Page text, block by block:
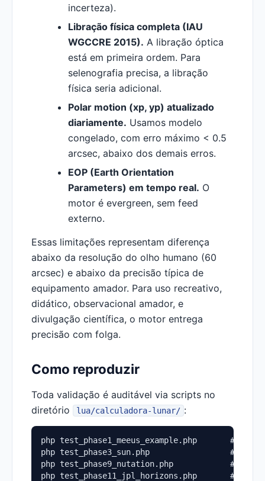
incerteza).
Libração física completa (IAU
WGCCRE 2015). A libração óptica
está em primeira ordem. Para
selenografia precisa, a libração
física seria adicional.
Polar motion (xp, yp) atualizado
diariamente. Usamos modelo
congelado, com erro máximo < 0.5
arcsec, abaixo dos demais erros.
EOP (Earth Orientation
Parameters) em tempo real. O
motor é evergreen, sem feed
externo.
Essas limitações representam diferença
abaixo da resolução do olho humano (60
arcsec) e abaixo da precisão típica de
equipamento amador. Para uso recreativo,
didático, observacional amador, e
divulgação científica, o motor entrega
precisão com folga.
Como reproduzir
Toda validação é auditável via scripts no
diretório
lua/calculadora-lunar/ :
php test_phase1_meeus_example.php       #
php test_phase3_sun.php                 #
php test_phase9_nutation.php            # Meeus
php test_phase11_jpl_horizons.php       #